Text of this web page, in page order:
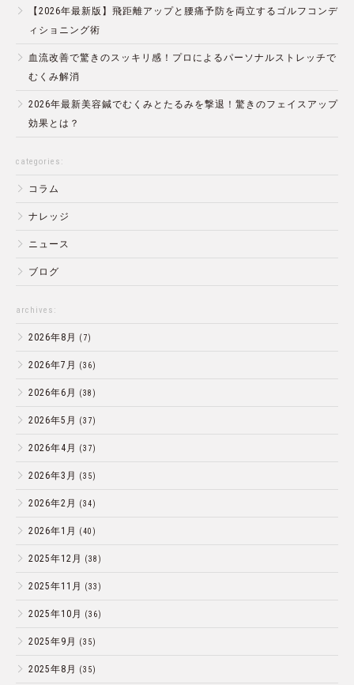
【2026年最新版】飛距離アップと腰痛予防を両立するゴルフコンデ
ィショニング術
血流改善で驚きのスッキリ感！プロによるパーソナルストレッチで
むくみ解消
2026年最新美容鍼でむくみとたるみを撃退！驚きのフェイスアップ
効果とは？
categories:
コラム
ナレッジ
ニュース
ブログ
archives:
2026年8月 (7)
2026年7月 (36)
2026年6月 (38)
2026年5月 (37)
2026年4月 (37)
2026年3月 (35)
2026年2月 (34)
2026年1月 (40)
2025年12月 (38)
2025年11月 (33)
2025年10月 (36)
2025年9月 (35)
2025年8月 (35)